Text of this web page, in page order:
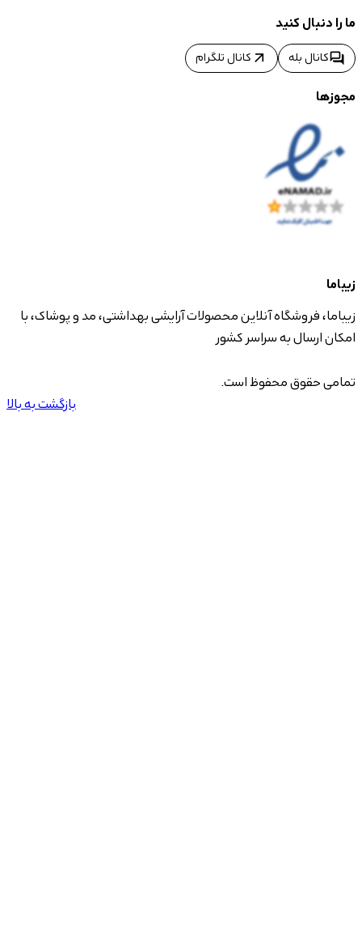
ما را دنبال کنید
forumکانال بله arrow_outward کانال تلگرام
مجوزها
زیباما
زیباما، فروشگاه آنلاین محصولات آرایشی بهداشتی، مد و پوشاک، با
امکان ارسال به سراسر کشور
تمامی حقوق محفوظ است.
بازگشت به بالا